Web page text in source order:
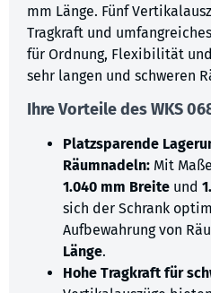
mm Länge. Fünf
Tragkraft und
für Ordnung, Flexibilität
sehr langen und schweren
Ihre Vorteile des WKS
Platzsparende
Räumnadeln: Mit
1.040 mm Breite und
sich der Schrank
Aufbewahrung von
Länge.
Hohe Tragkraft für